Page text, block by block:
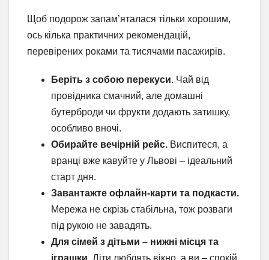
Щоб подорож запам’яталася тільки хорошим,
ось кілька практичних рекомендацій,
перевірених роками та тисячами пасажирів.
Беріть з собою перекуси. Чай від
провідника смачний, але домашні
бутерброди чи фрукти додають затишку,
особливо вночі.
Обирайте вечірній рейс. Виспитеся, а
вранці вже кавуйте у Львові – ідеальний
старт дня.
Завантажте офлайн-карти та подкасти.
Мережа не скрізь стабільна, тож розваги
під рукою не завадять.
Для сімей з дітьми – нижні місця та
іграшки. Діти люблять вікно, а ви – спокій.